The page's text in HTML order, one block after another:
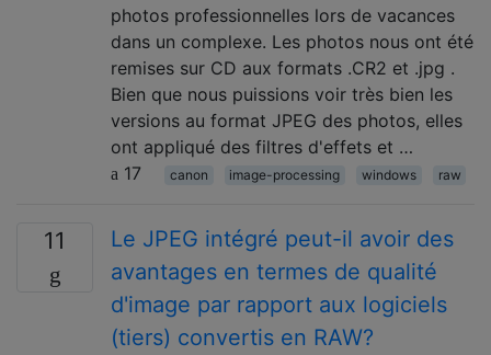
photos professionnelles lors de vacances
dans un complexe. Les photos nous ont été
remises sur CD aux formats .CR2 et .jpg .
Bien que nous puissions voir très bien les
versions au format JPEG des photos, elles
ont appliqué des filtres d'effets et …
17
canon image-processing windows raw
11
Le JPEG intégré peut-il avoir des
avantages en termes de qualité
d'image par rapport aux logiciels
(tiers) convertis en RAW?